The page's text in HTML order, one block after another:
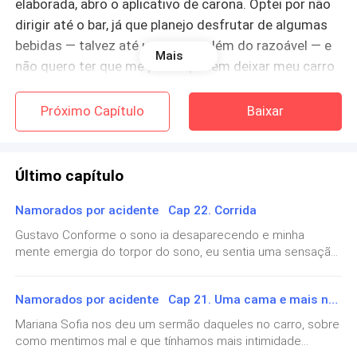
elaborada, abro o aplicativo de carona. Optei por não
dirigir até o bar, já que planejo desfrutar de algumas
bebidas — talvez até um pouco além do razoável — e
não quero ter que me preocupar em deixar meu carro
Com o último retoque na maquiagem, ouço a buzina
do carro do motorista da carona. Não perco tempo e
imediatamente ligo para Sofia, informando-a de que
estou a caminho. A antecipação cresce à medida que
me aproximo desse encontro especial, repleto de
minhas amigas, enquanto nos dirigimos rumo ao bar,
ansiosas para celebrar o aniversário de Júlia e, quem
sabe, presenciar o início de uma nova etapa em sua
Mais
Próximo Capítulo Baixar
Último capítulo
Namorados por acidente Cap 22. Corrida
Gustavo Conforme o sono ia desaparecendo e minha
mente emergia do torpor do sono, eu sentia uma sensação
acontecendo ao meu redor, enquanto meu corpo reagia
instintivamente à presença de Mariana tão próxima de mim.
Era como se houvesse uma batalha interna ocorrendo
dentro de mim. Uma parte de mim queria fugir daquele
Namorados por acidente Cap 21. Uma cama e mais nada
Mariana Sofia nos deu um sermão daqueles no carro, sobre
como mentimos mal e que tínhamos mais intimidade